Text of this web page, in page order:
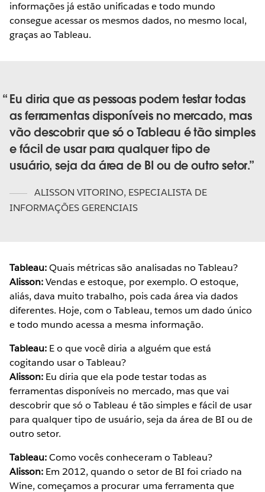
informações já estão unificadas e todo mundo
consegue acessar os mesmos dados, no mesmo local,
graças ao Tableau.
Eu diria que as pessoas podem testar todas
as ferramentas disponíveis no mercado, mas
vão descobrir que só o Tableau é tão simples
e fácil de usar para qualquer tipo de
usuário, seja da área de BI ou de outro setor.
ALISSON VITORINO, ESPECIALISTA DE
INFORMAÇÕES GERENCIAIS
Tableau:Quais métricas são analisadas no Tableau?
Alisson:Vendas e estoque, por exemplo. O estoque,
aliás, dava muito trabalho, pois cada área via dados
diferentes. Hoje, com o Tableau, temos um dado único
e todo mundo acessa a mesma informação.
Tableau: E o que você diria a alguém que está
cogitando usar o Tableau?
Alisson: Eu diria que ela pode testar todas as
ferramentas disponíveis no mercado, mas que vai
descobrir que só o Tableau é tão simples e fácil de usar
para qualquer tipo de usuário, seja da área de BI ou de
outro setor.
Tableau:Como vocês conheceram o Tableau?
Alisson: Em 2012, quando o setor de BI foi criado na
Wine, começamos a procurar uma ferramenta que